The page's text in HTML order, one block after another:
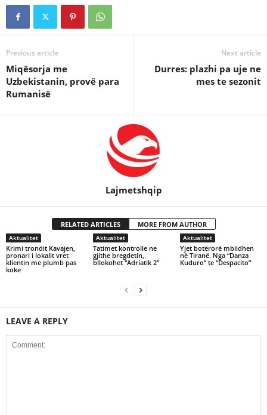
Previous article
Miqësorja me
Uzbekistanin, provë para
Rumanisë
Next article
Durres: plazhi pa uje ne
mes te sezonit
Lajmetshqip
RELATED ARTICLES MORE FROM AUTHOR
Aktualitet
Krimi trondit Kavajen,
pronari i lokalit vret
klientin me plumb pas
koke
Aktualitet
Tatimet kontrolle ne
gjithe bregdetin,
bllokohet “Adriatik 2”
Aktualitet
Yjet botërorë mblidhen
në Tiranë. Nga “Danza
Kuduro” te “Despacito”
LEAVE A REPLY